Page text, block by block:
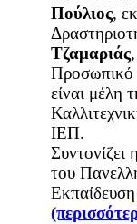
Πούλιος,
Τζαμαριάς
είναι μέλη
ΙΕΠ.
Συντονίζει η
του
Εκπαίδευση